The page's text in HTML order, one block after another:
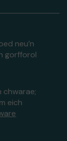
neu’n
gorfforol
chwarae;
eich